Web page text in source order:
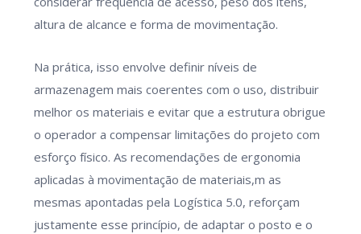
altura de alcance e forma de movimentação.
Na prática, isso envolve definir níveis de
armazenagem mais coerentes com o uso, distribuir
melhor os materiais e evitar que a estrutura obrigue
o operador a compensar limitações do projeto com
esforço físico. As recomendações de ergonomia
aplicadas à movimentação de materiais,m as
mesmas apontadas pela Logística 5.0, reforçam
justamente esse princípio, de adaptar o posto e o